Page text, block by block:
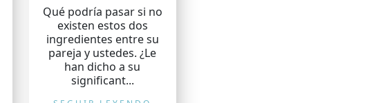
Qué podría pasar si no
existen estos dos
ingredientes entre su
pareja y ustedes. ¿Le
han dicho a su
significant...